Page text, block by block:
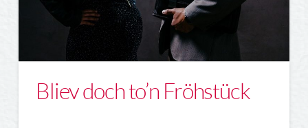
Bliev doch to’n Fröhstück